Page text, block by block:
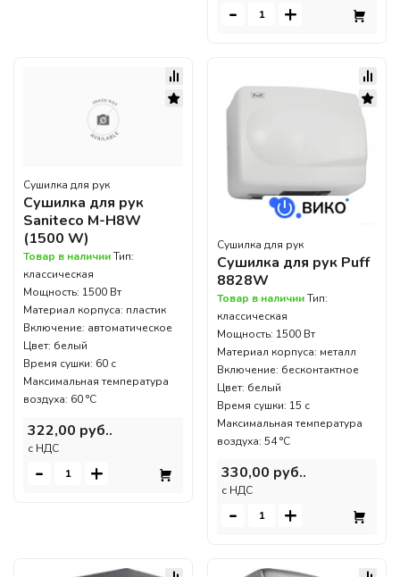
- +
Сушилка для рук
Сушилка для рук
Saniteco M-H8W
(1500 W)
Товар в наличииТип:
классическая
Мощность: 1500 Вт
Материал корпуса: пластик
Включение: автоматическое
Цвет: белый
Время сушки: 60 с
Максимальная температура
воздуха: 60 °C
322,00 руб..
c НДС
- +
Сушилка для рук
Сушилка для рук Puff
8828W
Товар в наличииТип:
классическая
Мощность: 1500 Вт
Материал корпуса: металл
Включение: бесконтактное
Цвет: белый
Время сушки: 15 с
Максимальная температура
воздуха: 54 °C
330,00 руб..
c НДС
- +